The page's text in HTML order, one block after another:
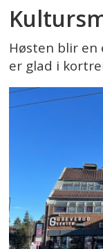
Høsten blir
er glad i